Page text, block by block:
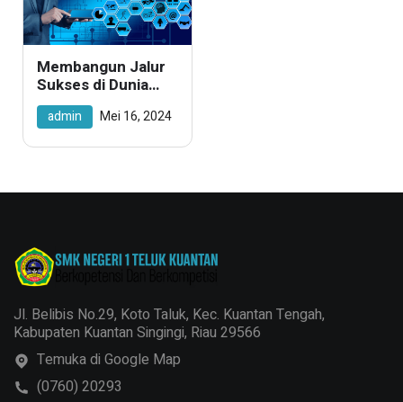
Membangun Jalur
Sukses di Dunia
Logistik: Eksplorasi
Jurusan Teknik
admin Mei 16, 2024
Jl. Belibis No.29, Koto Taluk, Kec. Kuantan Tengah,
Kabupaten Kuantan Singingi, Riau 29566
Temuka di Google Map
(0760) 20293